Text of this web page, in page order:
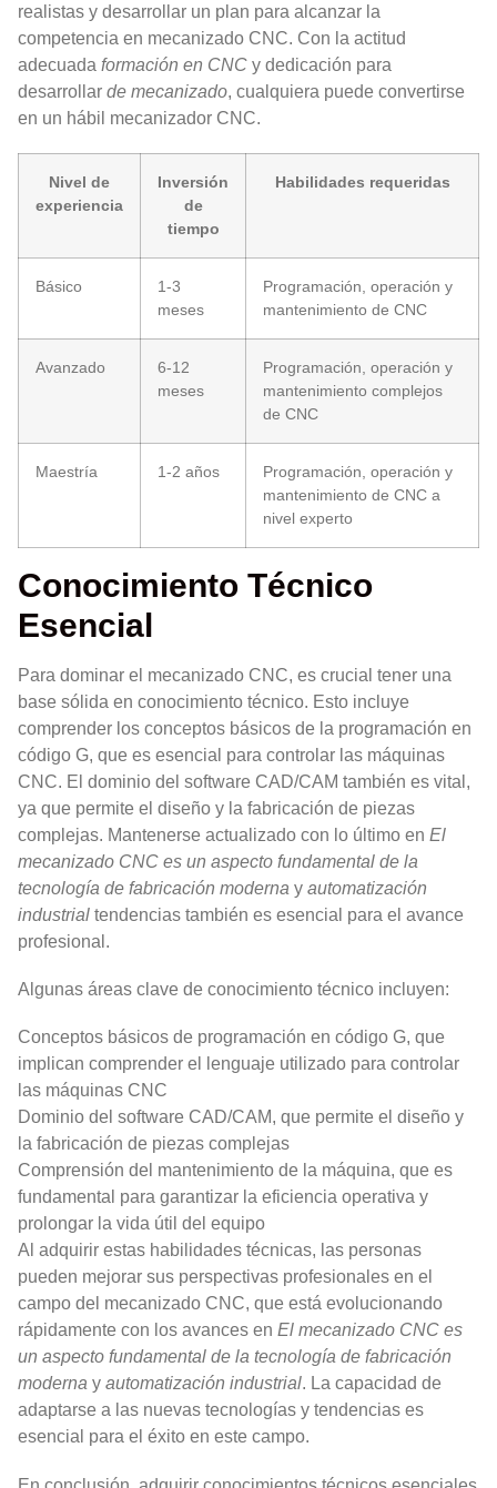
realistas y desarrollar un plan para alcanzar la
competencia en mecanizado CNC. Con la actitud
adecuada formación en CNC y dedicación para
desarrollar de mecanizado, cualquiera puede convertirse
en un hábil mecanizador CNC.
Nivel de
experiencia
Inversión
de
tiempo
Habilidades requeridas
Básico
1-3
meses
Programación, operación y
mantenimiento de CNC
Avanzado
6-12
meses
Programación, operación y
mantenimiento complejos
de CNC
Maestría 1-2 años
Programación, operación y
mantenimiento de CNC a
nivel experto
Conocimiento Técnico
Esencial
Para dominar el mecanizado CNC, es crucial tener una
base sólida en conocimiento técnico. Esto incluye
comprender los conceptos básicos de la programación en
código G, que es esencial para controlar las máquinas
CNC. El dominio del software CAD/CAM también es vital,
ya que permite el diseño y la fabricación de piezas
complejas. Mantenerse actualizado con lo último en El
mecanizado CNC es un aspecto fundamental de la
tecnología de fabricación moderna y automatización
industrial tendencias también es esencial para el avance
profesional.
Algunas áreas clave de conocimiento técnico incluyen:
Conceptos básicos de programación en código G, que
implican comprender el lenguaje utilizado para controlar
las máquinas CNC
Dominio del software CAD/CAM, que permite el diseño y
la fabricación de piezas complejas
Comprensión del mantenimiento de la máquina, que es
fundamental para garantizar la eficiencia operativa y
prolongar la vida útil del equipo
Al adquirir estas habilidades técnicas, las personas
pueden mejorar sus perspectivas profesionales en el
campo del mecanizado CNC, que está evolucionando
rápidamente con los avances en El mecanizado CNC es
un aspecto fundamental de la tecnología de fabricación
moderna y automatización industrial. La capacidad de
adaptarse a las nuevas tecnologías y tendencias es
esencial para el éxito en este campo.